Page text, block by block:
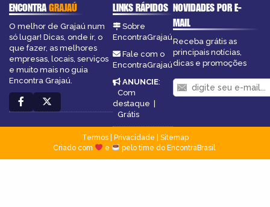
ENCONTRAGRAJAÚ
O melhor de Grajaú num
só lugar! Dicas, onde ir, o
que fazer, as melhores
empresas, locais, serviços
e muito mais no guia
Encontra Grajaú.
LINKS RÁPIDOS
Sobre
EncontraGrajaú
Fale com o
EncontraGrajaú
ANUNCIE:
Com
destaque
Grátis
NOVIDADES POR E-
MAIL
Receba grátis as
principais notícias,
dicas e promoções
Termos| Privacidade
Sitemap
Criado com
e pelo time do EncontraBrasil